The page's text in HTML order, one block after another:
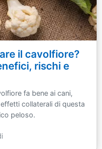
il cavolfiore?
rischi e
fa bene ai cani,
collaterali di questa
peloso.